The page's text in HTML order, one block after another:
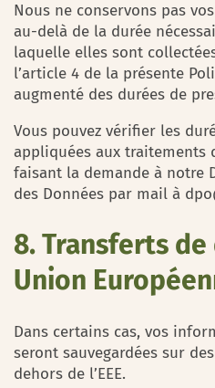
Nous ne conservons pas
au-delà de la durée
laquelle elles sont
l’article 4 de la présente
augmenté des durées de
Vous pouvez vérifier les
appliquées aux traitements
faisant la demande à notre
des Données par mail à
8. Transferts
Union
Dans certains cas, vos
seront sauvegardées sur
dehors de l’EEE.